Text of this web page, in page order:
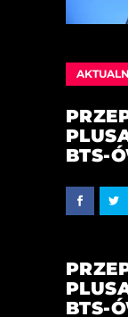
BTS-
BTS-